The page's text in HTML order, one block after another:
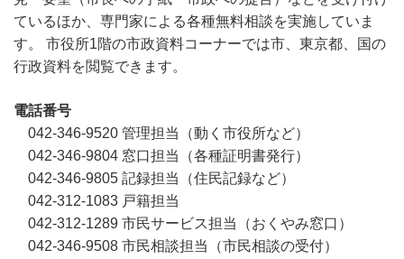
ているほか、専門家による各種無料相談を実施していま
す。 市役所1階の市政資料コーナーでは市、東京都、国の
行政資料を閲覧できます。
電話番号
042-346-9520 管理担当（動く市役所など）
042-346-9804 窓口担当（各種証明書発行）
042-346-9805 記録担当（住民記録など）
042-312-1083 戸籍担当
042-312-1289 市民サービス担当（おくやみ窓口）
042-346-9508 市民相談担当（市民相談の受付）